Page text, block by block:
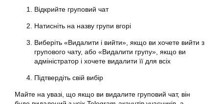
Відкрийте груповий чат
Натисніть на назву групи вгорі
Виберіть «Видалити і вийти», якщо ви хочете вийти з
групового чату, або «Видалити групу», якщо ви
адміністратор і хочете видалити її для всіх
Підтвердіть свій вибір
Майте на увазі, що якщо ви видалите груповий чат, він